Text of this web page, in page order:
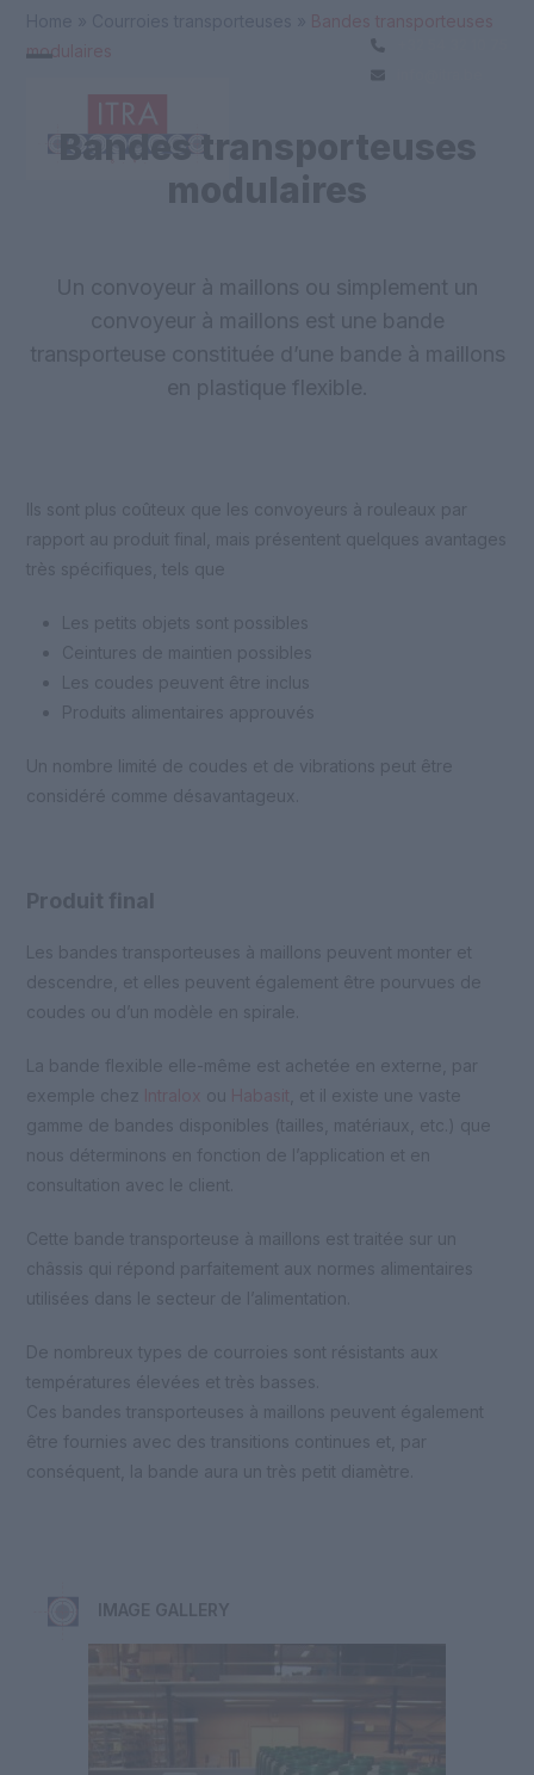
menu
menu
modulaires
Bandes transporteuses
modulaires
Un convoyeur à maillons ou simplement un
convoyeur à maillons est une bande
transporteuse constituée d’une bande à maillons
en plastique flexible.
Ils sont plus coûteux que les convoyeurs à rouleaux par
rapport au produit final, mais présentent quelques avantages
très spécifiques, tels que
Les petits objets sont possibles
Ceintures de maintien possibles
Les coudes peuvent être inclus
Produits alimentaires approuvés
Un nombre limité de coudes et de vibrations peut être
considéré comme désavantageux.
Produit final
Les bandes transporteuses à maillons peuvent monter et
descendre, et elles peuvent également être pourvues de
coudes ou d’un modèle en spirale.
La bande flexible elle-même est achetée en externe, par
exemple chez
ou
, et il existe une vaste
gamme de bandes disponibles (tailles, matériaux, etc.) que
nous déterminons en fonction de l’application et en
consultation avec le client.
Cette bande transporteuse à maillons est traitée sur un
châssis qui répond parfaitement aux normes alimentaires
utilisées dans le secteur de l’alimentation.
De nombreux types de courroies sont résistants aux
températures élevées et très basses.
Ces bandes transporteuses à maillons peuvent également
être fournies avec des transitions continues et, par
conséquent, la bande aura un très petit diamètre.
IMAGE GALLERY